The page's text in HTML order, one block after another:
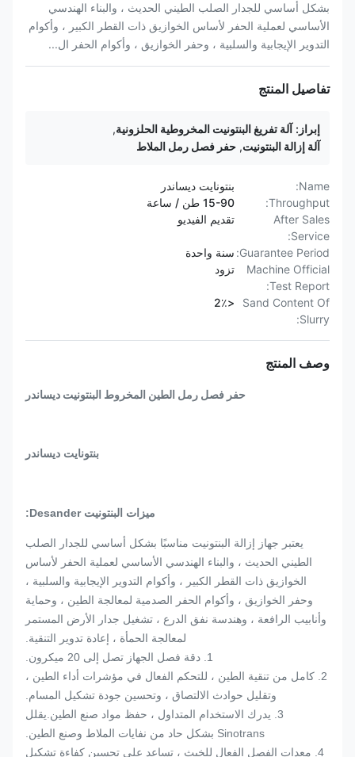
بشكل أساسي للجدار الصلب الطيني الحديث ، والبناء الهندسي
الأساسي لعملية الحفر لأساس الخوازيق ذات القطر الكبير ، وأكوام
التدوير الإيجابية والسلبية ، وحفر الخوازيق ، وأكوام الحفر ال...
تفاصيل المنتج
آلة تفريغ البنتونيت المخروطية الحلزونية,
آلة إزالة البنتونيت,حفر فصل رمل الملاط
Name:
بنتونايت ديساندر
Throughput:
15-90 طن / ساعة
After Sales
Service:
تقديم الفيديو
Guarantee Period: سنة واحدة
Machine Official
Test Report:
تزود
Sand Content Of
Slurry:
<2٪
وصف المنتج
حفر فصل رمل الطين المخروط البنتونيت ديساندر
بنتونايت ديساندر
ميزات البنتونيت Desander:
يعتبر جهاز إزالة البنتونيت مناسبًا بشكل أساسي للجدار الصلب
الطيني الحديث ، والبناء الهندسي الأساسي لعملية الحفر لأساس
الخوازيق ذات القطر الكبير ، وأكوام التدوير الإيجابية والسلبية ،
وحفر الخوازيق ، وأكوام الحفر الصدمية لمعالجة الطين ، وحماية
وأنابيب الرافعة ، وهندسة نفق الدرع ، تشغيل جدار الأرض المستمر
لمعالجة الحمأة ، إعادة تدوير التنقية.
2. كامل من تنقية الطين ، للتحكم الفعال في مؤشرات أداء الطين ،
وتقليل حوادث الالتصاق ، وتحسين جودة تشكيل المسام.
3. يدرك الاستخدام المتداول ، حفظ مواد صنع الطين.يقلل
Sinotrans بشكل حاد من نفايات الملاط وصنع الطين.
4. معدات الفصل الفعال للخبث ، تساعد على تحسين كفاءة تشكيل